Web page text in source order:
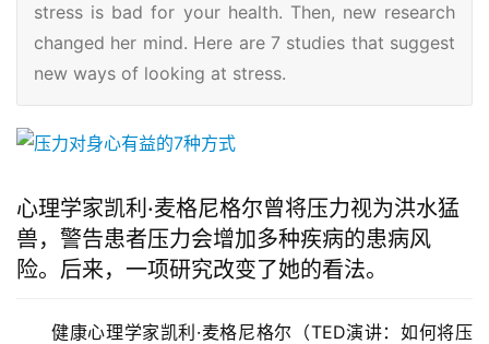
stress is bad for your health. Then, new research
changed her mind. Here are 7 studies that suggest
new ways of looking at stress.
心理学家凯利·麦格尼格尔曾将压力视为洪水猛
兽，警告患者压力会增加多种疾病的患病风
险。后来，一项研究改变了她的看法。
健康心理学家凯利·麦格尼格尔（TED演讲：如何将压